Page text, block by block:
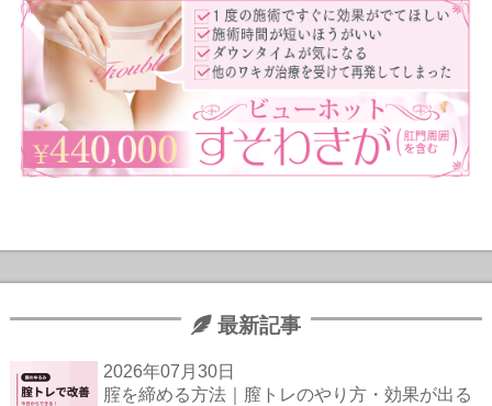
最新記事
2026年07月30日
腟を締める方法｜膣トレのやり方・効果が出る